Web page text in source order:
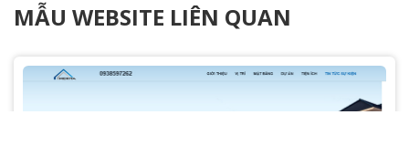
MẪU WEBSITE LIÊN QUAN